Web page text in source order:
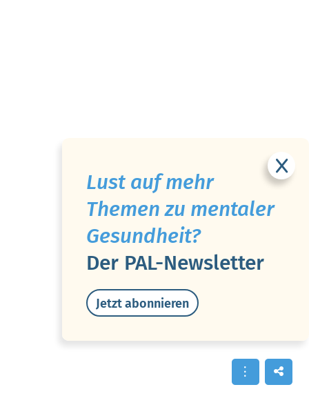
Lust auf mehr
Themen zu mentaler
Gesundheit?
Der PAL-Newsletter
Jetzt abonnieren